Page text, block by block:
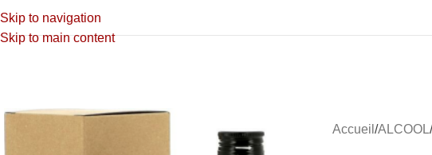
Skip to navigation
Skip to main content
Accueil ALCOOL